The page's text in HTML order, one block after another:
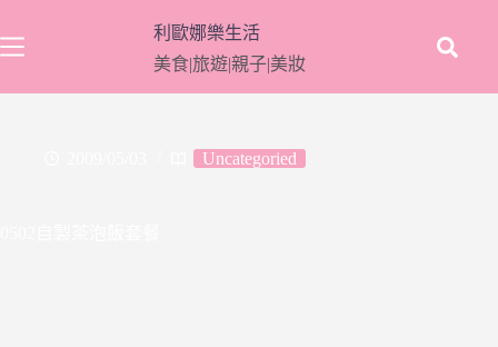
至
要
利歐娜樂生活
美食|旅遊|親子|美妝
Uncategoried